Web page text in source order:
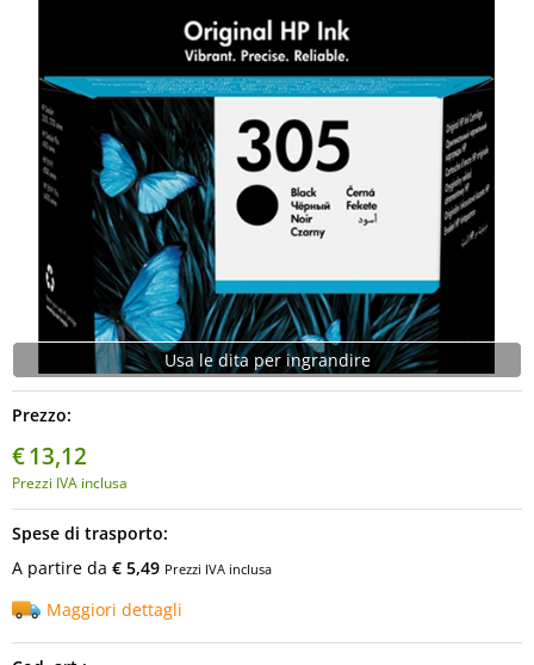
Usa le dita per ingrandire
Prezzo:
€13,12
Prezzi IVA inclusa
Spese di trasporto:
A partire da € 5,49 Prezzi IVA inclusa
Maggiori dettagli